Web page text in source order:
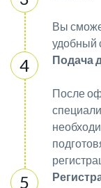
Вы
удобный
Подача
После